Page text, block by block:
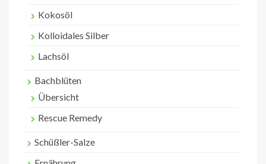
Kokosöl
Kolloidales Silber
Lachsöl
Bachblüten
Übersicht
Rescue Remedy
Schüßler-Salze